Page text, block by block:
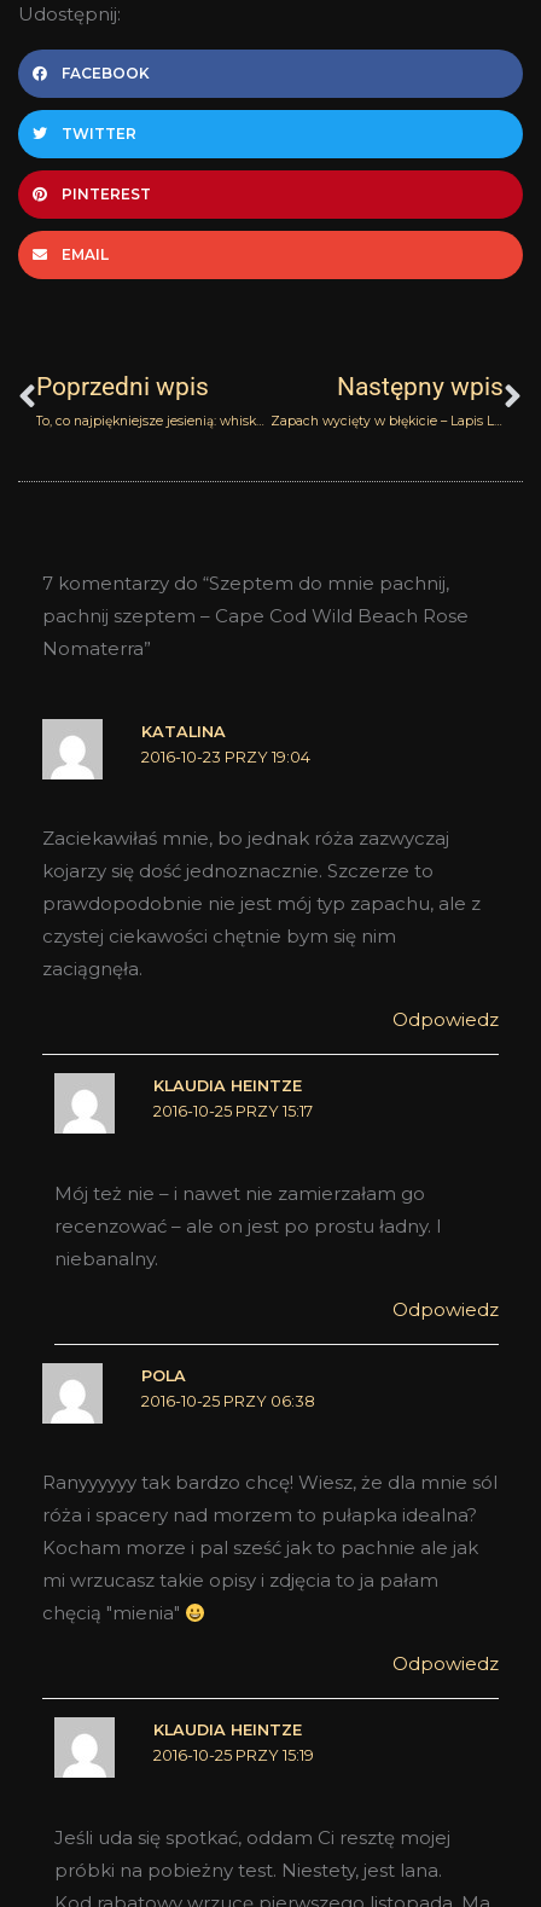
Udostępnij:
FACEBOOK
TWITTER
PINTEREST
EMAIL
Poprzedni wpis
To, co najpiękniejsze jesienią: whisky i cygara – Boston Tobacco Leaf Nomaterra
Następny wpis
Zapach wycięty w błękicie – Lapis Lazuli Olivier Durbano
7 komentarzy do “Szeptem do mnie pachnij,
pachnij szeptem – Cape Cod Wild Beach Rose
Nomaterra”
KATALINA
2016-10-23 PRZY 19:04
Zaciekawiłaś mnie, bo jednak róża zazwyczaj
kojarzy się dość jednoznacznie. Szczerze to
prawdopodobnie nie jest mój typ zapachu, ale z
czystej ciekawości chętnie bym się nim
zaciągnęła.
Odpowiedz
KLAUDIA HEINTZE
2016-10-25 PRZY 15:17
Mój też nie – i nawet nie zamierzałam go
recenzować – ale on jest po prostu ładny. I
niebanalny.
Odpowiedz
POLA
2016-10-25 PRZY 06:38
Ranyyyyyy tak bardzo chcę! Wiesz, że dla mnie sól
róża i spacery nad morzem to pułapka idealna?
Kocham morze i pal sześć jak to pachnie ale jak
mi wrzucasz takie opisy i zdjęcia to ja pałam
chęcią "mienia"
Odpowiedz
KLAUDIA HEINTZE
2016-10-25 PRZY 15:19
Jeśli uda się spotkać, oddam Ci resztę mojej
próbki na pobieżny test. Niestety, jest lana.
Kod rabatowy wrzucę pierwszego listopada. Ma